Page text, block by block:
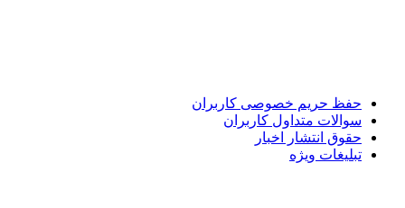
حفظ حریم خصوصی کاربران
سوالات متداول کاربران
حقوق انتشار اخبار
تبلیغات ویژه